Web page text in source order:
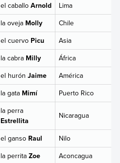
el caballo Arnold
Lima
la oveja Molly
Chile
el cuervo Picu
Asia
la cabra Milly
África
el hurón Jaime
América
la gata Mimí Puerto Rico
la perra
Estrellita
Nicaragua
el ganso Raul
Nilo
la perrita Zoe Aconcagua